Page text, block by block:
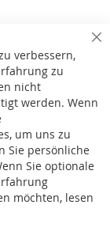
verbessern,
zu
nicht
werden. Wenn
um uns zu
Sie persönliche
Sie optionale
möchten, lesen